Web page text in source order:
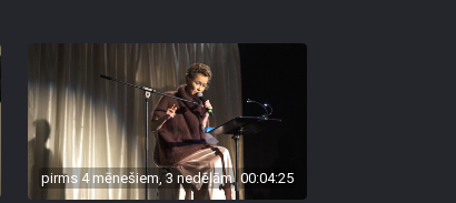
pirms 4 mēnešiem, 3 nedēļām 00:04:25